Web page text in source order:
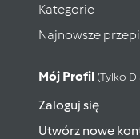
Kategorie
Najnowsze
Mój Profil (tylko
Zaloguj się
Utwórz nowe